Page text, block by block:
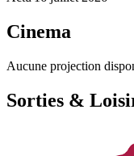
Cinema
Aucune projection
Sorties &